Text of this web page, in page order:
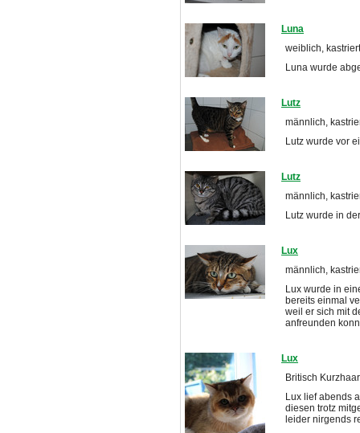
Luna
weiblich,
Luna wurde
Lutz
männlich,
Lutz wurde vor
Lutz
männlich,
Lutz wurde in
Lux
männlich,
Lux wurde in
bereits einmal
weil er sich mit
anfreunden
Lux
Britisch
Lux lief abends
diesen trotz
leider nirgends